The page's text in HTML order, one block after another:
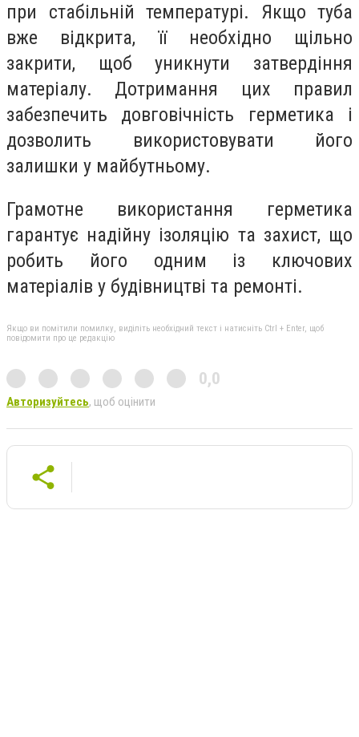
при стабільній температурі. Якщо туба
вже відкрита, її необхідно щільно
закрити, щоб уникнути затвердіння
матеріалу. Дотримання цих правил
забезпечить довговічність герметика і
дозволить використовувати його
залишки у майбутньому.
Грамотне використання герметика
гарантує надійну ізоляцію та захист, що
робить його одним із ключових
матеріалів у будівництві та ремонті.
Якщо ви помітили помилку, виділіть необхідний текст і натисніть Ctrl + Enter, щоб
повідомити про це редакцію
0,0
Авторизуйтесь, щоб оцінити